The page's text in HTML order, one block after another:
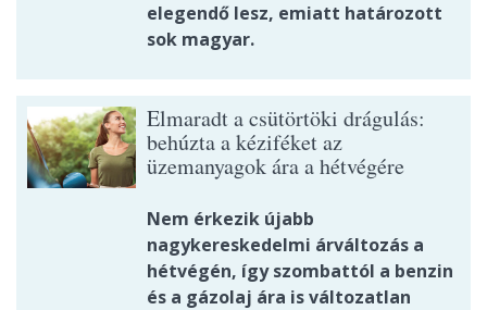
elegendő lesz, emiatt határozott
sok magyar.
Elmaradt a csütörtöki drágulás:
behúzta a kéziféket az
üzemanyagok ára a hétvégére
Nem érkezik újabb
nagykereskedelmi árváltozás a
hétvégén, így szombattól a benzin
és a gázolaj ára is változatlan